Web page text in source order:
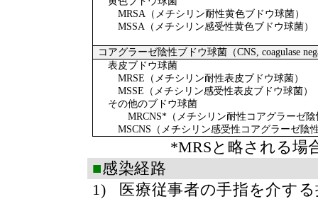
MRSA （メチシリン耐性黄色ブドウ球菌）
MSSA （メチシリン感受性黄色ブドウ球菌）
コアグラーゼ陰性ブドウ球菌（CNS, coagulase
表皮ブドウ球菌
MRSE （メチシリン耐性表皮ブドウ球菌）
MSSE （メチシリン感受性表皮ブドウ球菌）
その他のブドウ球菌
MRCNS* （メチシリン耐性コアグラーゼ
MSCNS （メチシリン感受性コアグラーゼ陰
*MRSと略される場
■感染経路
1)
医療従事者の手指を介す